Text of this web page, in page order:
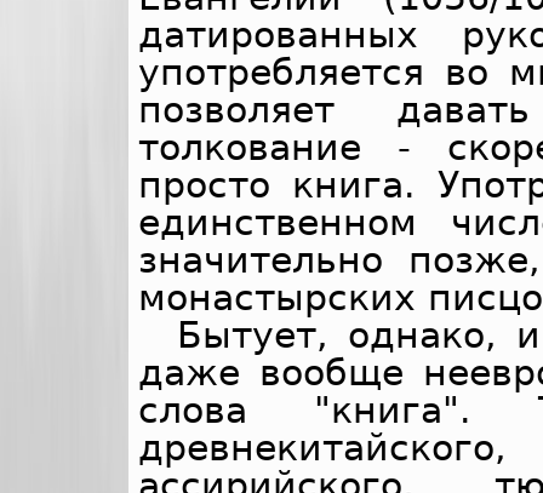
датированных
употребляется во
позволяет
толкование -
просто книга.
единственном
значительно
монастырских
Бытует, однако,
даже вообще
слова "книга".
ассирийского,